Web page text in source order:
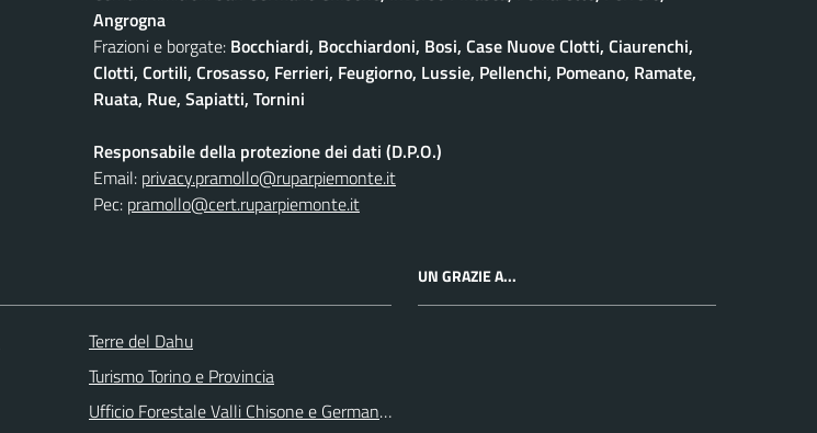
Angrogna
Frazioni e borgate: Bocchiardi, Bocchiardoni, Bosi, Case Nuove Clotti, Ciaurenchi,
Clotti, Cortili, Crosasso, Ferrieri, Feugiorno, Lussie, Pellenchi, Pomeano, Ramate,
Ruata, Rue, Sapiatti, Tornini
Responsabile della protezione dei dati (D.P.O.)
Email: privacy.pramollo@ruparpiemonte.it
Pec: pramollo@cert.ruparpiemonte.it
Terre del Dahu
Turismo Torino e Provincia
Ufficio Forestale Valli Chisone e Germanasca
UN GRAZIE A...